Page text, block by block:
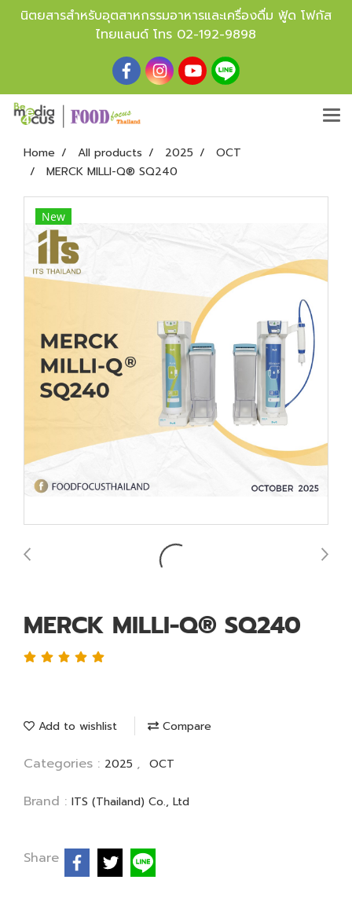
นิตยสารสำหรับอุตสาหกรรมอาหารและเครื่องดื่ม ฟู้ด โฟกัส
ไทยแลนด์ โทร 02-192-9898
Home All products 2025
OCT
MERCK MILLI-Q® SQ240
New
MERCK MILLI-Q® SQ240
Add to wishlist Compare
Categories : 2025 , OCT
Brand : ITS (Thailand) Co., Ltd
Share